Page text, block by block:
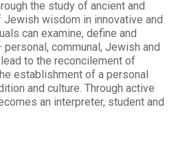
the study of ancient and
wisdom in innovative and
can examine, define and
communal, Jewish and
to the reconcilement of
establishment of a personal
and culture. Through active
an interpreter, student and